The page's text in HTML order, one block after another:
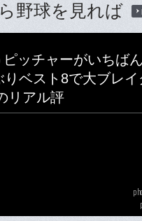
野球を見れば
ッチャーがいちば
ベスト8で大ブレイ
リアル評